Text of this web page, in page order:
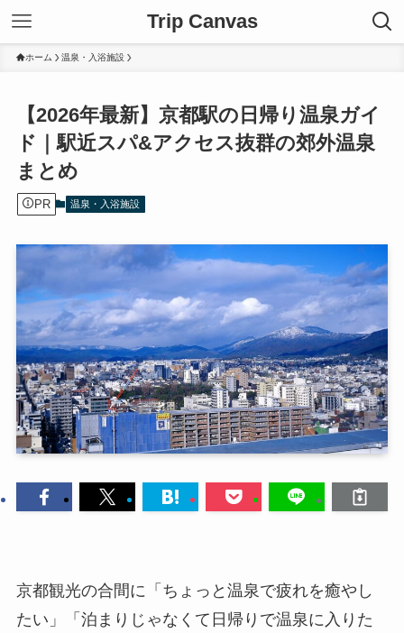
Trip Canvas
ホーム 温泉・入浴施設
【2026年最新】京都駅の日帰り温泉ガイ
ド｜駅近スパ&アクセス抜群の郊外温泉
まとめ
PR 温泉・入浴施設
京都観光の合間に「ちょっと温泉で疲れを癒やし
たい」「泊まりじゃなくて日帰りで温泉に入りた